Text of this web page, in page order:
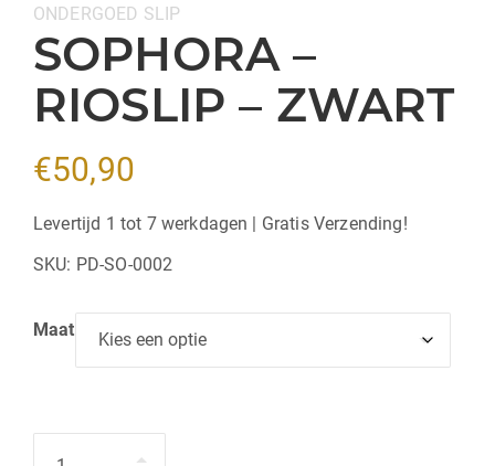
Categorieën:
ONDERGOED SLIP
SOPHORA –
RIOSLIP – ZWART
€50,90
Levertijd 1 tot 7 werkdagen | Gratis Verzending!
SKU: PD-SO-0002
Maat